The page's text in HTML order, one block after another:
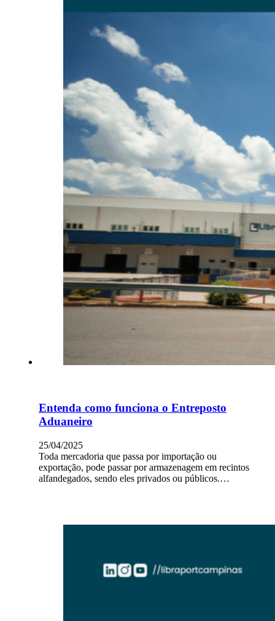
Entenda como funciona o Entreposto
Aduaneiro
25/04/2025
Toda mercadoria que passa por importação ou
exportação, pode passar por armazenagem em recintos
alfandegados, sendo eles privados ou públicos.…